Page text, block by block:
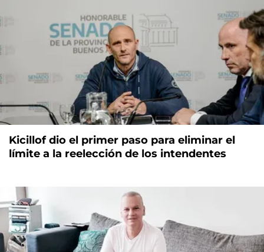
Kicillof dio el primer paso para eliminar el
límite a la reelección de los intendentes